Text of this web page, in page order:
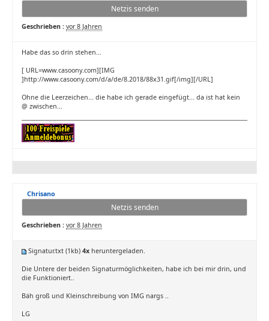
Netzis senden
Geschrieben : vor 8 Jahren
Habe das so drin stehen...
[ URL=www.casoony.com][IMG
]http://www.casoony.com/d/a/de/8.2018/88x31.gif[/img][/URL]
Ohne die Leerzeichen... die habe ich gerade eingefügt... da ist hat kein
@ zwischen...
Chrisano
Netzis senden
Geschrieben : vor 8 Jahren
Signatur.txt (1kb) 4x heruntergeladen.
Die Untere der beiden Signaturmöglichkeiten, habe ich bei mir drin, und
die Funktioniert..
Bäh groß und Kleinschreibung von IMG nargs ..
LG